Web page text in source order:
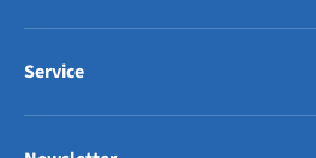
Service